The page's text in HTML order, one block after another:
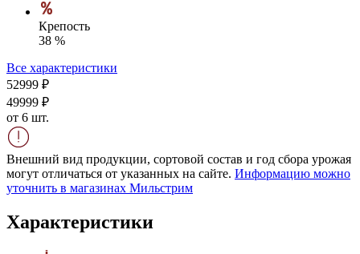
Крепость
38 %
Все характеристики
52999 ₽
49999 ₽
от 6 шт.
Внешний вид продукции, сортовой состав и год сбора урожая
могут отличаться от указанных на сайте. Информацию можно
уточнить в магазинах Мильстрим
Характеристики